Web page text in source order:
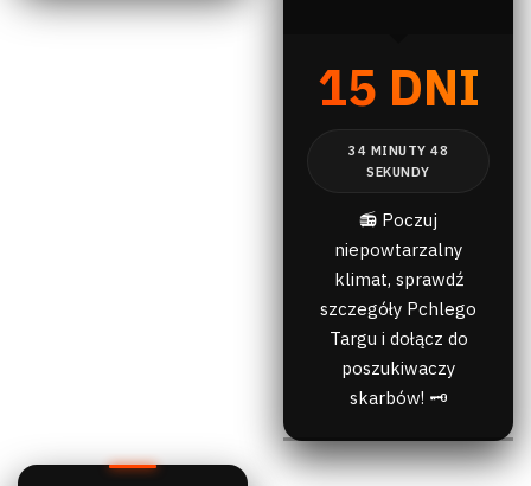
15 DNI
📻 Poczuj
niepowtarzalny
klimat, sprawdź
szczegóły Pchlego
Targu i dołącz do
poszukiwaczy
skarbów! 🗝️